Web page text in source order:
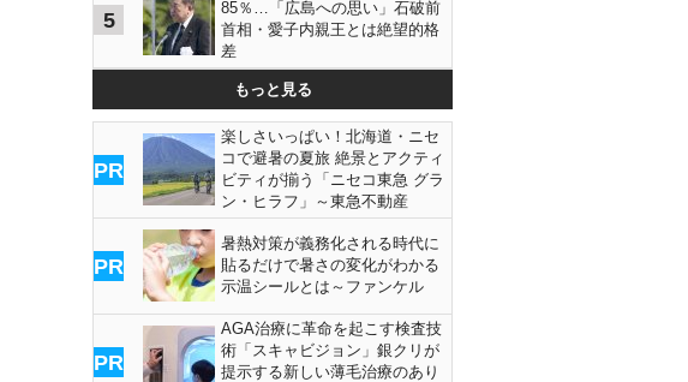
5
85％…「広島への思い」石破前
首相・愛子内親王とは絶望的格
差
もっと見る
PR
楽しさいっぱい！北海道・ニセ
コで避暑の夏旅 絶景とアクティ
ビティが揃う「ニセコ東急 グラ
ン・ヒラフ」～東急不動産
PR
暑熱対策が義務化される時代に
貼るだけで暑さの変化がわかる
示温シールとは～ファンケル
PR
AGA治療に革命を起こす検査技
術「スキャビジョン」銀クリが
提示する新しい薄毛治療のあり